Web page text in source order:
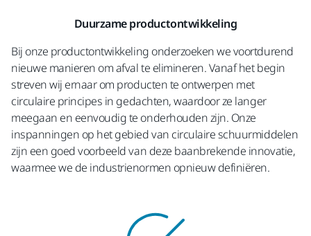
Duurzame productontwikkeling
Bij onze productontwikkeling onderzoeken we voortdurend
nieuwe manieren om afval te elimineren. Vanaf het begin
streven wij ernaar om producten te ontwerpen met
circulaire principes in gedachten, waardoor ze langer
meegaan en eenvoudig te onderhouden zijn. Onze
inspanningen op het gebied van circulaire schuurmiddelen
zijn een goed voorbeeld van deze baanbrekende innovatie,
waarmee we de industrienormen opnieuw definiëren.